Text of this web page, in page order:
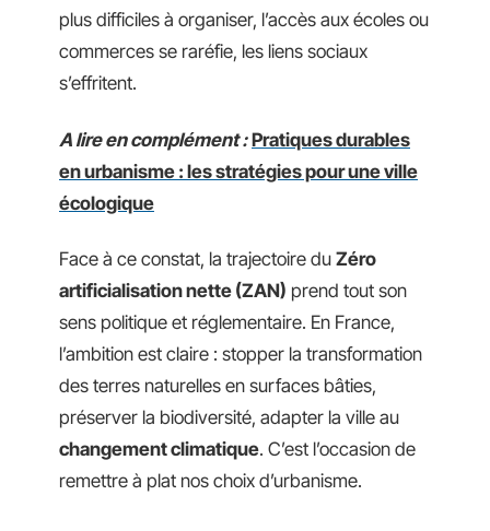
plus difficiles à organiser, l’accès aux écoles ou
commerces se raréfie, les liens sociaux
s’effritent.
A lire en complément : Pratiques durables
en urbanisme : les stratégies pour une ville
écologique
Face à ce constat, la trajectoire du Zéro
artificialisation nette (ZAN) prend tout son
sens politique et réglementaire. En France,
l’ambition est claire : stopper la transformation
des terres naturelles en surfaces bâties,
préserver la biodiversité, adapter la ville au
changement climatique. C’est l’occasion de
remettre à plat nos choix d’urbanisme.